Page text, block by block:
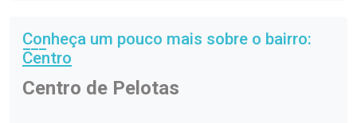
Conheça um pouco mais sobre o bairro:
Centro
Centro de Pelotas